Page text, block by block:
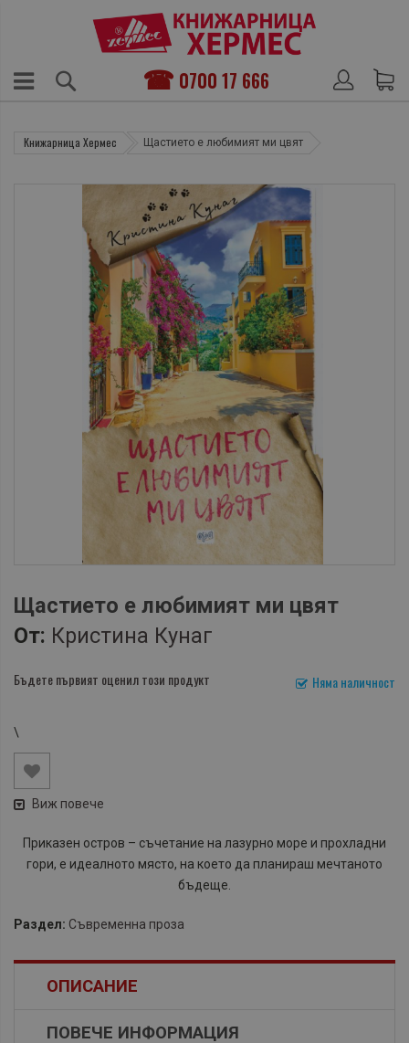
0700 17 666
Книжарница Хермес Щастието е любимият ми цвят
Щастието е любимият ми цвят
От: Кристина Кунаг
Няма наличност
Бъдете първият оценил този продукт
\
Виж повече
Приказен остров – съчетание на лазурно море и прохладни
гори, е идеалното място, на което да планираш мечтаното
бъдеще.
Раздел: Съвременна проза
ОПИСАНИЕ
ПОВЕЧЕ ИНФОРМАЦИЯ